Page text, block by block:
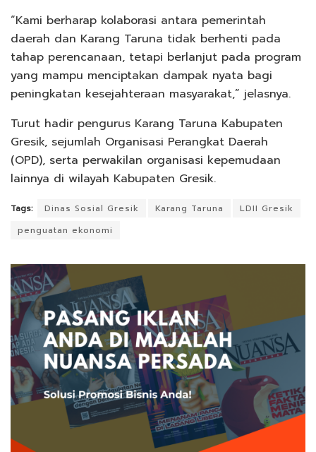
“Kami berharap kolaborasi antara pemerintah
daerah dan Karang Taruna tidak berhenti pada
tahap perencanaan, tetapi berlanjut pada program
yang mampu menciptakan dampak nyata bagi
peningkatan kesejahteraan masyarakat,” jelasnya.
Turut hadir pengurus Karang Taruna Kabupaten
Gresik, sejumlah Organisasi Perangkat Daerah
(OPD), serta perwakilan organisasi kepemudaan
lainnya di wilayah Kabupaten Gresik.
Tags: Dinas Sosial Gresik Karang Taruna
LDII Gresik
penguatan ekonomi